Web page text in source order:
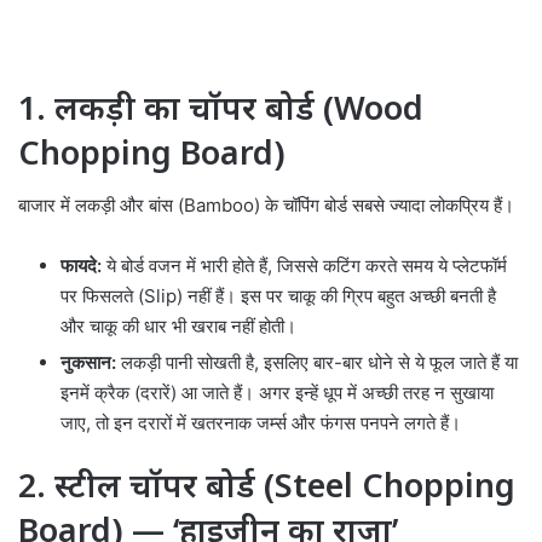
1. लकड़ी का चॉपर बोर्ड (Wood
Chopping Board)
बाजार में लकड़ी और बांस (Bamboo) के चॉपिंग बोर्ड सबसे ज्यादा लोकप्रिय हैं।
फायदे:ये बोर्ड वजन में भारी होते हैं, जिससे कटिंग करते समय ये प्लेटफॉर्म
पर फिसलते (Slip) नहीं हैं। इस पर चाकू की ग्रिप बहुत अच्छी बनती है
और चाकू की धार भी खराब नहीं होती।
नुकसान:लकड़ी पानी सोखती है, इसलिए बार-बार धोने से ये फूल जाते हैं या
इनमें क्रैक (दरारें) आ जाते हैं। अगर इन्हें धूप में अच्छी तरह न सुखाया
जाए, तो इन दरारों में खतरनाक जर्म्स और फंगस पनपने लगते हैं।
2. स्टील चॉपर बोर्ड (Steel Chopping
Board) — ‘हाइजीन का राजा’